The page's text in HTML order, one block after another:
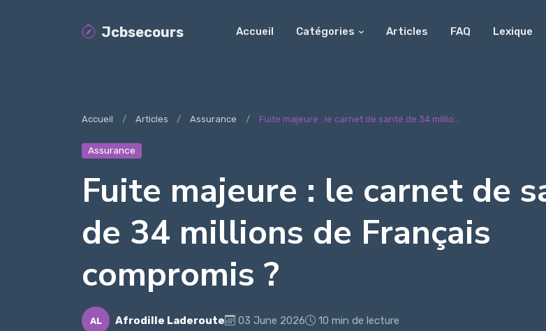
Jcbsecours Accueil Catégories Articles FAQ Lexique
Accueil Articles Assurance Fuite majeure : le carnet de santé de 34 millio...
Assurance
Fuite majeure : le carnet de
de 34 millions de Français
compromis ?
AL Afrodille Laderoute 03 June 2026 10 min de lecture